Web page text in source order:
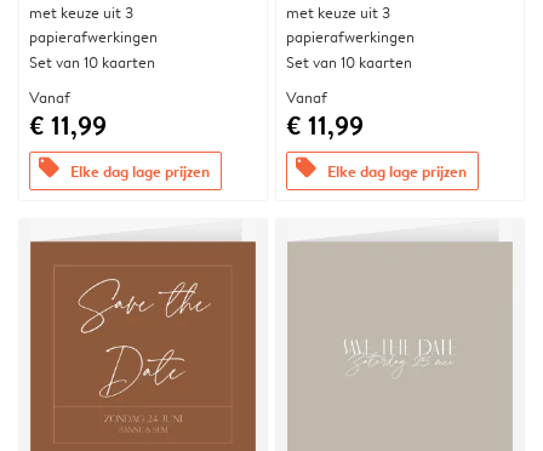
met keuze uit 3
papierafwerkingen
Set van 10 kaarten
Vanaf
€ 11,99
offers Elke dag lage prijzen
met keuze uit 3
papierafwerkingen
Set van 10 kaarten
Vanaf
€ 11,99
offers Elke dag lage prijzen